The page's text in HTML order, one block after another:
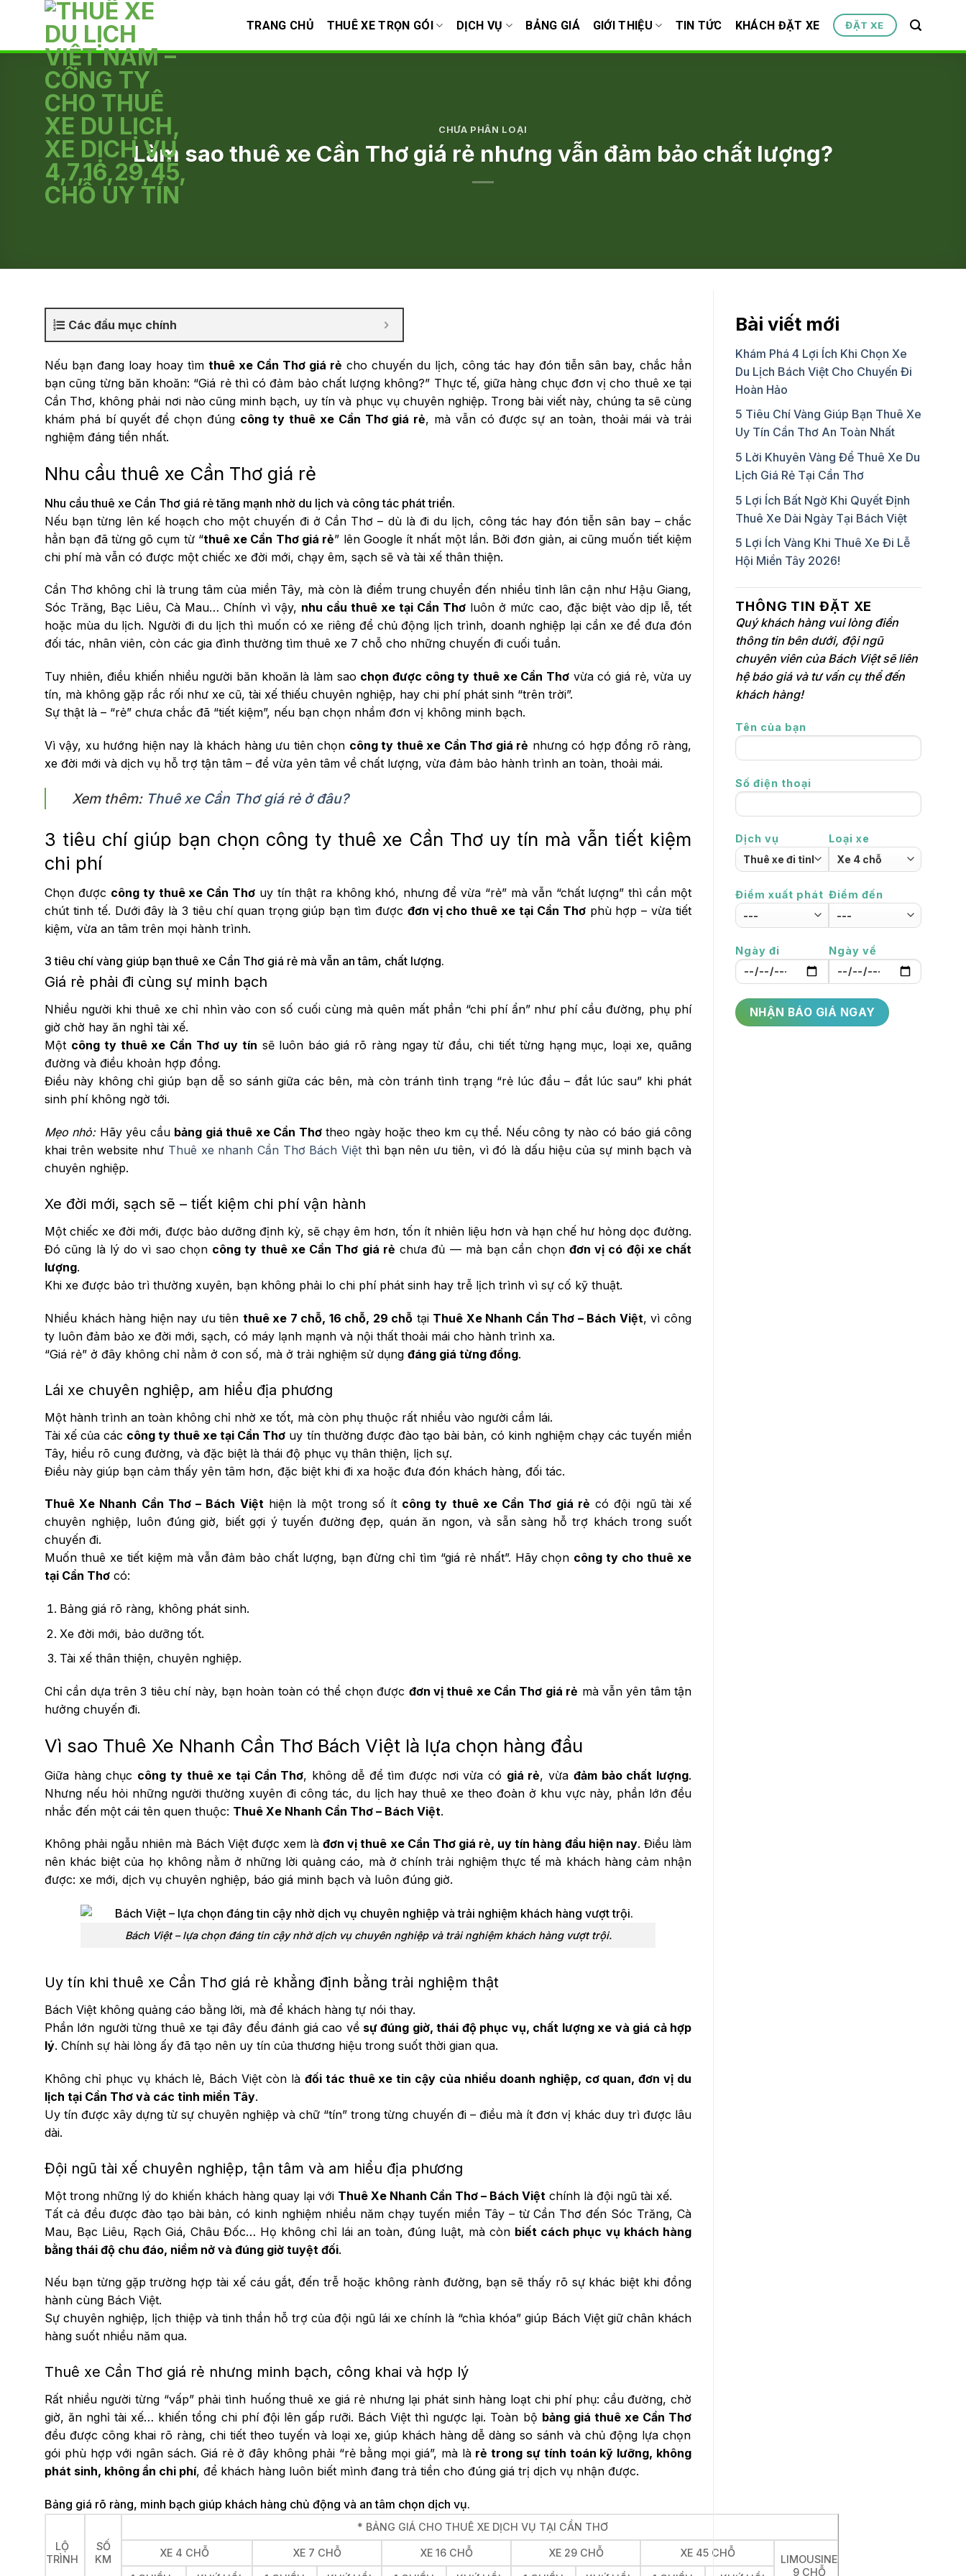
TRANG CHỦ THUÊ XE TRỌN GÓI DỊCH VỤ BẢNG GIÁ GIỚI THIỆU TIN TỨC KHÁCH ĐẶT XE ĐẶT XE
CHƯA PHÂN LOẠI
Làm sao thuê xe Cần Thơ giá rẻ nhưng vẫn đảm bảo chất lượng?
Các đầu mục chính
Nếu bạn đang loay hoay tìm thuê xe Cần Thơ giá rẻ cho chuyến du lịch, công tác hay đón tiễn sân bay, chắc hẳn
bạn cũng từng băn khoăn: “Giá rẻ thì có đảm bảo chất lượng không?” Thực tế, giữa hàng chục đơn vị cho thuê xe tại
Cần Thơ, không phải nơi nào cũng minh bạch, uy tín và phục vụ chuyên nghiệp. Trong bài viết này, chúng ta sẽ cùng
khám phá bí quyết để chọn đúng công ty thuê xe Cần Thơ giá rẻ, mà vẫn có được sự an toàn, thoải mái và trải
nghiệm đáng tiền nhất.
Nhu cầu thuê xe Cần Thơ giá rẻ
Nhu cầu thuê xe Cần Thơ giá rẻ tăng mạnh nhờ du lịch và công tác phát triển.
Nếu bạn từng lên kế hoạch cho một chuyến đi ở Cần Thơ – dù là đi du lịch, công tác hay đón tiễn sân bay – chắc
hẳn bạn đã từng gõ cụm từ “thuê xe Cần Thơ giá rẻ” lên Google ít nhất một lần. Bởi đơn giản, ai cũng muốn tiết kiệm
chi phí mà vẫn có được một chiếc xe đời mới, chạy êm, sạch sẽ và tài xế thân thiện.
Cần Thơ không chỉ là trung tâm của miền Tây, mà còn là điểm trung chuyển đến nhiều tỉnh lân cận như Hậu Giang,
Sóc Trăng, Bạc Liêu, Cà Mau… Chính vì vậy, nhu cầu thuê xe tại Cần Thơ luôn ở mức cao, đặc biệt vào dịp lễ, tết
hoặc mùa du lịch. Người đi du lịch thì muốn có xe riêng để chủ động lịch trình, doanh nghiệp lại cần xe để đưa đón
đối tác, nhân viên, còn các gia đình thường tìm thuê xe 7 chỗ cho những chuyến đi cuối tuần.
Tuy nhiên, điều khiến nhiều người băn khoăn là làm sao chọn được công ty thuê xe Cần Thơ vừa có giá rẻ, vừa uy
tín, mà không gặp rắc rối như xe cũ, tài xế thiếu chuyên nghiệp, hay chi phí phát sinh “trên trời”.
Sự thật là – “rẻ” chưa chắc đã “tiết kiệm”, nếu bạn chọn nhầm đơn vị không minh bạch.
Vì vậy, xu hướng hiện nay là khách hàng ưu tiên chọn công ty thuê xe Cần Thơ giá rẻ nhưng có hợp đồng rõ ràng,
xe đời mới và dịch vụ hỗ trợ tận tâm – để vừa yên tâm về chất lượng, vừa đảm bảo hành trình an toàn, thoải mái.
Xem thêm: Thuê xe Cần Thơ giá rẻ ở đâu?
3 tiêu chí giúp bạn chọn công ty thuê xe Cần Thơ uy tín mà vẫn tiết kiệm
chi phí
Chọn được công ty thuê xe Cần Thơ uy tín thật ra không khó, nhưng để vừa “rẻ” mà vẫn “chất lượng” thì cần một
chút tinh tế. Dưới đây là 3 tiêu chí quan trọng giúp bạn tìm được đơn vị cho thuê xe tại Cần Thơphù hợp – vừa tiết
kiệm, vừa an tâm trên mọi hành trình.
3 tiêu chí vàng giúp bạn thuê xe Cần Thơ giá rẻ mà vẫn an tâm, chất lượng.
Giá rẻ phải đi cùng sự minh bạch
Nhiều người khi thuê xe chỉ nhìn vào con số cuối cùng mà quên mất phần “chi phí ẩn” như phí cầu đường, phụ phí
giờ chờ hay ăn nghỉ tài xế.
Một công ty thuê xe Cần Thơ uy tín sẽ luôn báo giá rõ ràng ngay từ đầu, chi tiết từng hạng mục, loại xe, quãng
đường và điều khoản hợp đồng.
Điều này không chỉ giúp bạn dễ so sánh giữa các bên, mà còn tránh tình trạng “rẻ lúc đầu – đắt lúc sau” khi phát
sinh phí không ngờ tới.
Mẹo nhỏ:Hãy yêu cầu bảng giá thuê xe Cần Thơtheo ngày hoặc theo km cụ thể. Nếu công ty nào có báo giá công
khai trên website như Thuê xe nhanh Cần Thơ Bách Việt thì bạn nên ưu tiên, vì đó là dấu hiệu của sự minh bạch và
chuyên nghiệp.
Xe đời mới, sạch sẽ – tiết kiệm chi phí vận hành
Một chiếc xe đời mới, được bảo dưỡng định kỳ, sẽ chạy êm hơn, tốn ít nhiên liệu hơn và hạn chế hư hỏng dọc đường.
Đó cũng là lý do vì sao chọn công ty thuê xe Cần Thơ giá rẻ chưa đủ — mà bạn cần chọn đơn vị có đội xe chất
lượng.
Khi xe được bảo trì thường xuyên, bạn không phải lo chi phí phát sinh hay trễ lịch trình vì sự cố kỹ thuật.
Nhiều khách hàng hiện nay ưu tiên thuê xe 7 chỗ, 16 chỗ, 29 chỗ tại Thuê Xe Nhanh Cần Thơ – Bách Việt, vì công
ty luôn đảm bảo xe đời mới, sạch, có máy lạnh mạnh và nội thất thoải mái cho hành trình xa.
“Giá rẻ” ở đây không chỉ nằm ở con số, mà ở trải nghiệm sử dụng đáng giá từng đồng.
Lái xe chuyên nghiệp, am hiểu địa phương
Một hành trình an toàn không chỉ nhờ xe tốt, mà còn phụ thuộc rất nhiều vào người cầm lái.
Tài xế của các công ty thuê xe tại Cần Thơ uy tín thường được đào tạo bài bản, có kinh nghiệm chạy các tuyến miền
Tây, hiểu rõ cung đường, và đặc biệt là thái độ phục vụ thân thiện, lịch sự.
Điều này giúp bạn cảm thấy yên tâm hơn, đặc biệt khi đi xa hoặc đưa đón khách hàng, đối tác.
Thuê Xe Nhanh Cần Thơ – Bách Việthiện là một trong số ít công ty thuê xe Cần Thơ giá rẻ có đội ngũ tài xế
chuyên nghiệp, luôn đúng giờ, biết gợi ý tuyến đường đẹp, quán ăn ngon, và sẵn sàng hỗ trợ khách trong suốt
chuyến đi.
Muốn thuê xe tiết kiệm mà vẫn đảm bảo chất lượng, bạn đừng chỉ tìm “giá rẻ nhất”. Hãy chọn công ty cho thuê xe
tại Cần Thơ có:
Bảng giá rõ ràng, không phát sinh.
Xe đời mới, bảo dưỡng tốt.
Tài xế thân thiện, chuyên nghiệp.
Chỉ cần dựa trên 3 tiêu chí này, bạn hoàn toàn có thể chọn được đơn vị thuê xe Cần Thơ giá rẻ mà vẫn yên tâm tận
hưởng chuyến đi.
Vì sao Thuê Xe Nhanh Cần Thơ Bách Việt là lựa chọn hàng đầu
Giữa hàng chục công ty thuê xe tại Cần Thơ, không dễ để tìm được nơi vừa có giá rẻ, vừa đảm bảo chất lượng.
Nhưng nếu hỏi những người thường xuyên đi công tác, du lịch hay thuê xe theo đoàn ở khu vực này, phần lớn đều
nhắc đến một cái tên quen thuộc: Thuê Xe Nhanh Cần Thơ – Bách Việt.
Không phải ngẫu nhiên mà Bách Việt được xem làđơn vị thuê xe Cần Thơ giá rẻ, uy tín hàng đầu hiện nay. Điều làm
nên khác biệt của họ không nằm ở những lời quảng cáo, mà ở chính trải nghiệm thực tế mà khách hàng cảm nhận
được: xe mới, dịch vụ chuyên nghiệp, báo giá minh bạch và luôn đúng giờ.
Bách Việt – lựa chọn đáng tin cậy nhờ dịch vụ chuyên nghiệp và trải nghiệm khách hàng vượt trội.
Uy tín khi thuê xe Cần Thơ giá rẻ khẳng định bằng trải nghiệm thật
Bách Việt không quảng cáo bằng lời, mà để khách hàng tự nói thay.
Phần lớn người từng thuê xe tại đây đều đánh giá cao về sự đúng giờ, thái độ phục vụ, chất lượng xe và giá cả hợp
lý. Chính sự hài lòng ấy đã tạo nên uy tín của thương hiệu trong suốt thời gian qua.
Không chỉ phục vụ khách lẻ, Bách Việt còn là đối tác thuê xe tin cậy của nhiều doanh nghiệp, cơ quan, đơn vị du
lịch tại Cần Thơ và các tỉnh miền Tây.
Uy tín được xây dựng từ sự chuyên nghiệp và chữ “tín” trong từng chuyến đi – điều mà ít đơn vị khác duy trì được lâu
dài.
Đội ngũ tài xế chuyên nghiệp, tận tâm và am hiểu địa phương
Một trong những lý do khiến khách hàng quay lại với Thuê Xe Nhanh Cần Thơ – Bách Việt chính là đội ngũ tài xế.
Tất cả đều được đào tạo bài bản, có kinh nghiệm nhiều năm chạy tuyến miền Tây – từ Cần Thơ đến Sóc Trăng, Cà
Mau, Bạc Liêu, Rạch Giá, Châu Đốc… Họ không chỉ lái an toàn, đúng luật, mà còn biết cách phục vụ khách hàng
bằng thái độ chu đáo, niềm nở và đúng giờ tuyệt đối.
Nếu bạn từng gặp trường hợp tài xế cáu gắt, đến trễ hoặc không rành đường, bạn sẽ thấy rõ sự khác biệt khi đồng
hành cùng Bách Việt.
Sự chuyên nghiệp, lịch thiệp và tinh thần hỗ trợ của đội ngũ lái xe chính là “chìa khóa” giúp Bách Việt giữ chân khách
hàng suốt nhiều năm qua.
Thuê xe Cần Thơ giá rẻ nhưng minh bạch, công khai và hợp lý
Rất nhiều người từng “vấp” phải tình huống thuê xe giá rẻ nhưng lại phát sinh hàng loạt chi phí phụ: cầu đường, chờ
giờ, ăn nghỉ tài xế… khiến tổng chi phí đội lên gấp rưỡi. Bách Việt thì ngược lại. Toàn bộ bảng giá thuê xe Cần Thơ
đều được công khai rõ ràng, chi tiết theo tuyến và loại xe, giúp khách hàng dễ dàng so sánh và chủ động lựa chọn
gói phù hợp với ngân sách. Giá rẻ ở đây không phải “rẻ bằng mọi giá”, mà là rẻ trong sự tính toán kỹ lưỡng, không
phát sinh, không ẩn chi phí, để khách hàng luôn biết mình đang trả tiền cho đúng giá trị dịch vụ nhận được.
Bảng giá rõ ràng, minh bạch giúp khách hàng chủ động và an tâm chọn dịch vụ.
LỘ
TRÌNH
SỐ
KM
* BẢNG GIÁ CHO THUÊ XE DỊCH VỤ TẠI CẦN THƠ
XE 4 CHỖ XE 7 CHỖ XE 16 CHỖ XE 29 CHỖ XE 45 CHỖ
LIMOUSINE
9 CHỖ
Bài viết mới
Khám Phá 4 Lợi Ích Khi Chọn Xe
Du Lịch Bách Việt Cho Chuyến Đi
Hoàn Hảo
5 Tiêu Chí Vàng Giúp Bạn Thuê Xe
Uy Tín Cần Thơ An Toàn Nhất
5 Lời Khuyên Vàng Để Thuê Xe Du
Lịch Giá Rẻ Tại Cần Thơ
5 Lợi Ích Bất Ngờ Khi Quyết Định
Thuê Xe Dài Ngày Tại Bách Việt
5 Lợi Ích Vàng Khi Thuê Xe Đi Lễ
Hội Miền Tây 2026!
THÔNG TIN ĐẶT XE
Quý khách hàng vui lòng điền
thông tin bên dưới, đội ngũ
chuyên viên của Bách Việt sẽ liên
hệ báo giá và tư vấn cụ thể đến
khách hàng!
Tên của bạn
Số điện thoại
Dịch vụ Loại xe
Điểm xuất phát Điểm đến
Ngày đi Ngày về